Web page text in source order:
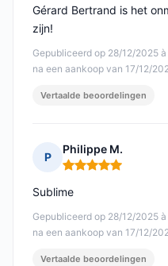
Gepubliceerd op 28/12/2025
na een aankoop van 17/12/
Gérard Bertrand is het
zijn!
Vertaalde beoordelingen
P
Philippe M.
Opmerking: 5 van 5
Gepubliceerd op 28/12/2025
na een aankoop van 17/12/
Sublime
Vertaalde beoordelingen